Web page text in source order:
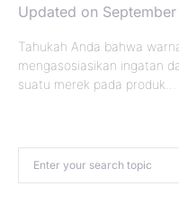
Updated on
Tahukah Anda bahwa
mengasosiasikan ingatan
suatu merek pada produk…
Search for: